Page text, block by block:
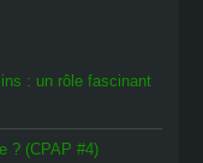
: un rôle fascinant
? (CPAP #4)